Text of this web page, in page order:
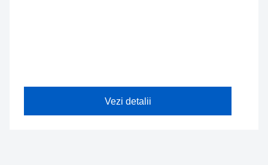
Vezi detalii